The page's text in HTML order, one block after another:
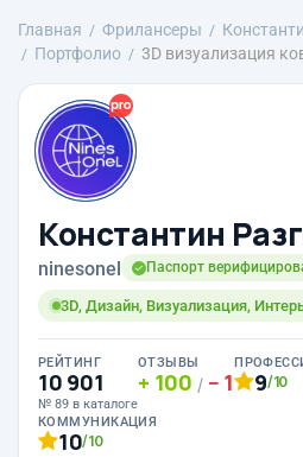
Главная Фрилансеры
Портфолио
3D визуализация
Константин
ninesonel Паспорт
3D, Дизайн, Визуализация,
РЕЙТИНГ
10 901
№ 89 в каталоге
ОТЗЫВЫ
100 / 1 9/10
КОММУНИКАЦИЯ
10/10